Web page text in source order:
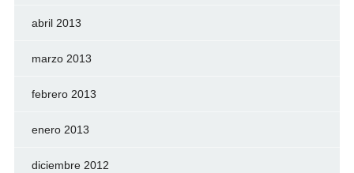
abril 2013
marzo 2013
febrero 2013
enero 2013
diciembre 2012